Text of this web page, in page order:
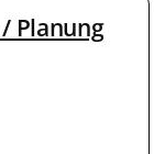
Planung